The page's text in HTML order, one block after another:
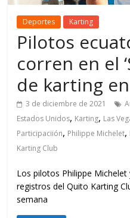
Deportes Karting
Pilotos
corren en el
de karting
3 de diciembre de 2021
Estados Unidos, Karting, Las
Participaciión, Philippe Michelet,
Karting Club
Los pilotos Philippe
registros del Quito Karting
semana